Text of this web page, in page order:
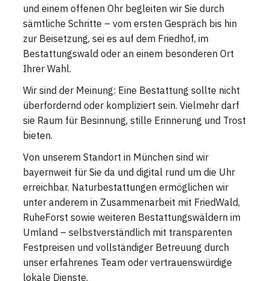
und einem offenen Ohr begleiten wir Sie durch
sämtliche Schritte – vom ersten Gespräch bis hin
zur Beisetzung, sei es auf dem Friedhof, im
Bestattungswald oder an einem besonderen Ort
Ihrer Wahl.
Wir sind der Meinung: Eine Bestattung sollte nicht
überfordernd oder kompliziert sein. Vielmehr darf
sie Raum für Besinnung, stille Erinnerung und Trost
bieten.
Von unserem Standort in München sind wir
bayernweit für Sie da und digital rund um die Uhr
erreichbar. Naturbestattungen ermöglichen wir
unter anderem in Zusammenarbeit mit FriedWald,
RuheForst sowie weiteren Bestattungswäldern im
Umland – selbstverständlich mit transparenten
Festpreisen und vollständiger Betreuung durch
unser erfahrenes Team oder vertrauenswürdige
lokale Dienste.